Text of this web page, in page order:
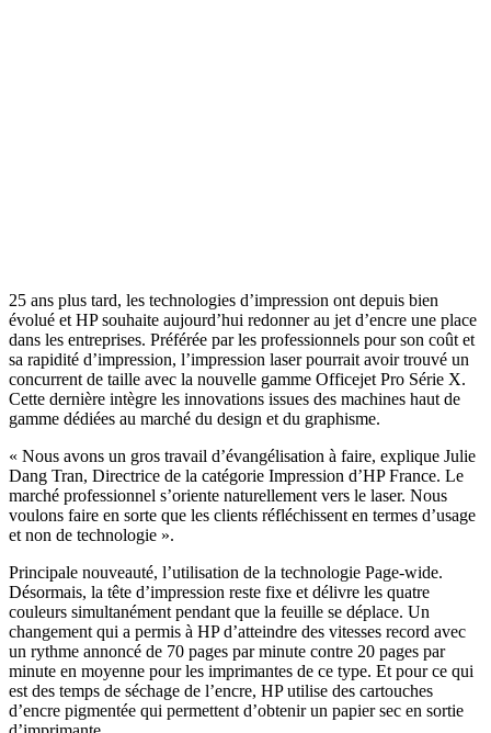
25 ans plus tard, les technologies d’impression ont depuis bien
évolué et HP souhaite aujourd’hui redonner au jet d’encre une place
dans les entreprises. Préférée par les professionnels pour son coût et
sa rapidité d’impression, l’impression laser pourrait avoir trouvé un
concurrent de taille avec la nouvelle gamme Officejet Pro Série X.
Cette dernière intègre les innovations issues des machines haut de
gamme dédiées au marché du design et du graphisme.
« Nous avons un gros travail d’évangélisation à faire, explique Julie
Dang Tran, Directrice de la catégorie Impression d’HP France. Le
marché professionnel s’oriente naturellement vers le laser. Nous
voulons faire en sorte que les clients réfléchissent en termes d’usage
et non de technologie ».
Principale nouveauté, l’utilisation de la technologie Page-wide.
Désormais, la tête d’impression reste fixe et délivre les quatre
couleurs simultanément pendant que la feuille se déplace. Un
changement qui a permis à HP d’atteindre des vitesses record avec
un rythme annoncé de 70 pages par minute contre 20 pages par
minute en moyenne pour les imprimantes de ce type. Et pour ce qui
est des temps de séchage de l’encre, HP utilise des cartouches
d’encre pigmentée qui permettent d’obtenir un papier sec en sortie